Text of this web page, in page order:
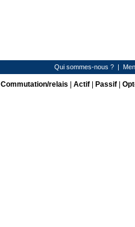
Qui sommes-nous ? |
Commutation/relais Actif| Passif|